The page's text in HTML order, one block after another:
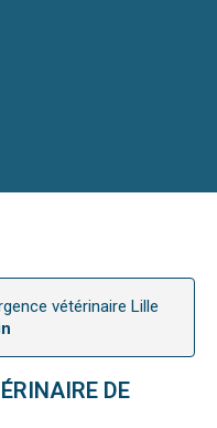
vétérinaire Lille
DE